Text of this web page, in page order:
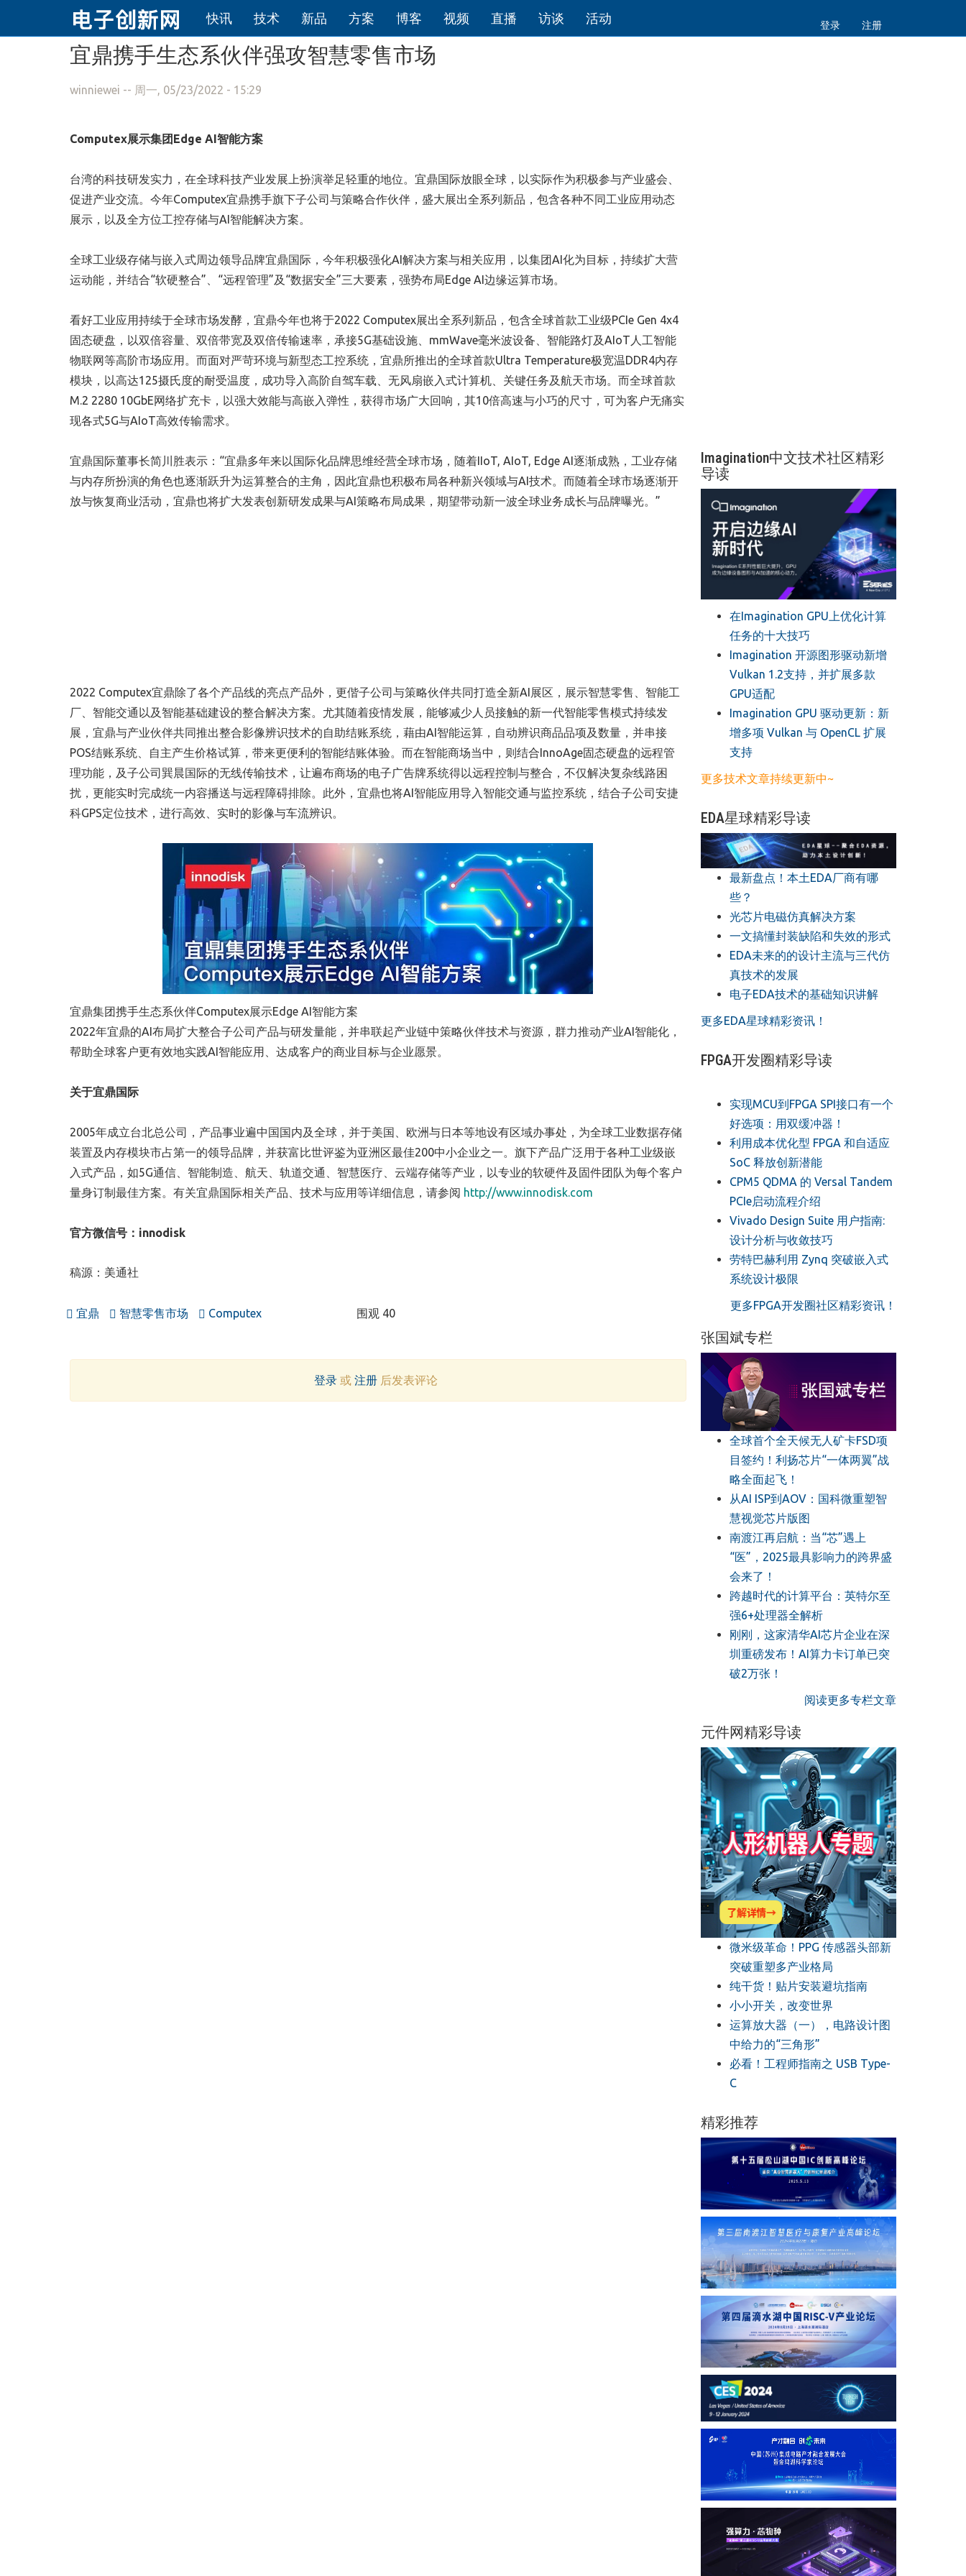
跳转到主要内容
快讯 技术 新品 方案 博客 视频 直播 访谈 活动 登录 注册
宜鼎携手生态系伙伴强攻智慧零售市场
winniewei -- 周一, 05/23/2022 - 15:29
Computex展示集团 Edge AI智能方案
台湾的科技研发实力，在全球科技产业发展上扮演举足轻重的地位。宜鼎国际放眼全球，以实际作为积极参与产业盛会、
促进产业交流。今年Computex宜鼎携手旗下子公司与策略合作伙伴，盛大展出全系列新品，包含各种不同工业应用动态
展示，以及全方位工控存储与AI智能解决方案。
全球工业级存储与嵌入式周边领导品牌宜鼎国际，今年积极强化AI解决方案与相关应用，以集团AI化为目标，持续扩大营
运动能，并结合“软硬整合”、“远程管理”及“数据安全”三大要素，强势布局Edge AI边缘运算市场。
看好工业应用持续于全球市场发酵，宜鼎今年也将于2022 Computex展出全系列新品，包含全球首款工业级PCIe Gen 4x4
固态硬盘，以双倍容量、双倍带宽及双倍传输速率，承接5G基础设施、mmWave毫米波设备、智能路灯及AIoT人工智能
物联网等高阶市场应用。而面对严苛环境与新型态工控系统，宜鼎所推出的全球首款Ultra Temperature极宽温DDR4内存
模块，以高达125摄氏度的耐受温度，成功导入高阶自驾车载、无风扇嵌入式计算机、关键任务及航天市场。而全球首款
M.2 2280 10GbE网络扩充卡，以强大效能与高嵌入弹性，获得市场广大回响，其10倍高速与小巧的尺寸，可为客户无痛实
现各式5G与AIoT高效传输需求。
宜鼎国际董事长简川胜表示：“宜鼎多年来以国际化品牌思维经营全球市场，随着IIoT, AIoT, Edge AI逐渐成熟，工业存储
与内存所扮演的角色也逐渐跃升为运算整合的主角，因此宜鼎也积极布局各种新兴领域与AI技术。而随着全球市场逐渐开
放与恢复商业活动，宜鼎也将扩大发表创新研发成果与AI策略布局成果，期望带动新一波全球业务成长与品牌曝光。”
2022 Computex宜鼎除了各个产品线的亮点产品外，更偕子公司与策略伙伴共同打造全新AI展区，展示智慧零售、智能工
厂、智能交通以及智能基础建设的整合解决方案。尤其随着疫情发展，能够减少人员接触的新一代智能零售模式持续发
展，宜鼎与产业伙伴共同推出整合影像辨识技术的自助结账系统，藉由AI智能运算，自动辨识商品品项及数量，并串接
POS结账系统、自主产生价格试算，带来更便利的智能结账体验。而在智能商场当中，则结合InnoAge固态硬盘的远程管
理功能，及子公司巽晨国际的无线传输技术，让遍布商场的电子广告牌系统得以远程控制与整合，不仅解决复杂线路困
扰，更能实时完成统一内容播送与远程障碍排除。此外，宜鼎也将AI智能应用导入智能交通与监控系统，结合子公司安捷
科GPS定位技术，进行高效、实时的影像与车流辨识。
宜鼎集团携手生态系伙伴Computex展示Edge AI智能方案
2022年宜鼎的AI布局扩大整合子公司产品与研发量能，并串联起产业链中策略伙伴技术与资源，群力推动产业AI智能化，
帮助全球客户更有效地实践AI智能应用、达成客户的商业目标与企业愿景。
关于宜鼎国际
2005年成立台北总公司，产品事业遍中国国内及全球，并于美国、欧洲与日本等地设有区域办事处，为全球工业数据存储
装置及内存模块市占第一的领导品牌，并获富比世评鉴为亚洲区最佳200中小企业之一。旗下产品广泛用于各种工业级嵌
入式产品，如5G通信、智能制造、航天、轨道交通、智慧医疗、云端存储等产业，以专业的软硬件及固件团队为每个客户
量身订制最佳方案。有关宜鼎国际相关产品、技术与应用等详细信息，请参阅 http://www.innodisk.com
官方微信号： innodisk
稿源：美通社
宜鼎 智慧零售市场 Computex 围观 40
登录 或注册 后发表评论
Imagination中文技术社区精彩
导读
在Imagination GPU上优化计算
任务的十大技巧
​Imagination 开源图形驱动新增
Vulkan 1.2支持，并扩展多款
GPU适配
​Imagination GPU 驱动更新：新
增多项 Vulkan 与 OpenCL 扩展
支持
更多技术文章持续更新中~
EDA星球精彩导读
最新盘点！本土EDA厂商有哪
些？
光芯片电磁仿真解决方案
一文搞懂封装缺陷和失效的形式
EDA未来的的设计主流与三代仿
真技术的发展
电子EDA技术的基础知识讲解
更多EDA星球精彩资讯！
FPGA开发圈精彩导读
实现MCU到FPGA SPI接口有一个
好选项：用双缓冲器！
利用成本优化型 FPGA 和自适应
SoC 释放创新潜能
CPM5 QDMA 的 Versal Tandem
PCIe启动流程介绍
Vivado Design Suite 用户指南:
设计分析与收敛技巧
劳特巴赫利用 Zynq 突破嵌入式
系统设计极限
更多FPGA开发圈社区精彩资讯！
张国斌专栏
全球首个全天候无人矿卡FSD项
目签约！利扬芯片“一体两翼”战
略全面起飞！
从AI ISP到AOV：国科微重塑智
慧视觉芯片版图
南渡江再启航：当“芯”遇上
“医”，2025最具影响力的跨界盛
会来了！
跨越时代的计算平台：英特尔至
强6+处理器全解析
刚刚，这家清华AI芯片企业在深
圳重磅发布！AI算力卡订单已突
破2万张！
阅读更多专栏文章
元件网精彩导读
微米级革命！PPG 传感器头部新
突破重塑多产业格局
纯干货！贴片安装避坑指南
小小开关，改变世界
运算放大器（一），电路设计图
中给力的“三角形”
必看！工程师指南之 USB Type-
C
精彩推荐